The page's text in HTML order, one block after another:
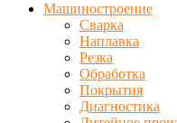
Машиностроение
Сварка
Наплавка
Резка
Обработка
Покрытия
Диагностика